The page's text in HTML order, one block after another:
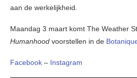
aan de werkelijkheid.
Maandag 3 maart komt The Weather
Humanhood voorstellen in de
Facebook – Instagram